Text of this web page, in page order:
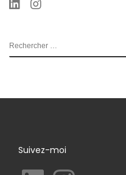
RECHERCHER
Suivez-moi
LinkedIn Instagram